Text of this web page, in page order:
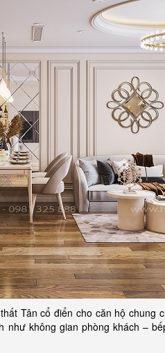
Tân cổ điển cho căn hộ chung
không gian phòng khách –